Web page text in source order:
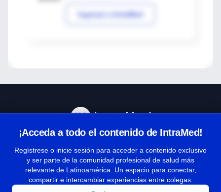
Ingresar a IntraMed
¡Acceda a todo el contenido de IntraMed!
Regístrese o inicie sesión para acceder a contenido exclusivo
y ser parte de la comunidad profesional de salud más
relevante de Latinoamérica. Un espacio para conectar,
compartir e intercambiar experiencias entre colegas.
Términos y condiciones
| Políticas de privacidad